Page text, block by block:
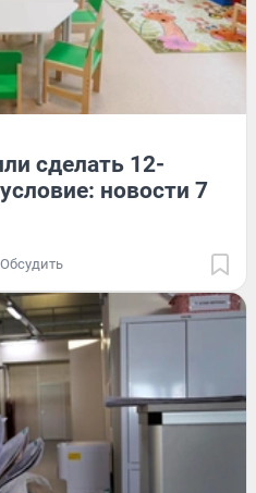
сделать 12-
новости 7
Обсудить